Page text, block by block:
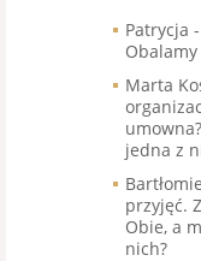
Patrycja -
Marta
jedna z
przyjęć.
Obie, a
nich?